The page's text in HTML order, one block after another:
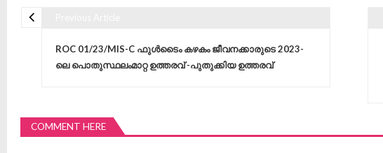
ROC 01/23/MIS-C ഫുൾടൈം കഴകം ജീവനക്കാരുടെ 2023-
ലെ പൊതുസ്ഥലംമാറ്റ ഉത്തരവ് -പുതുക്കിയ ഉത്തരവ്
COMMENT HERE